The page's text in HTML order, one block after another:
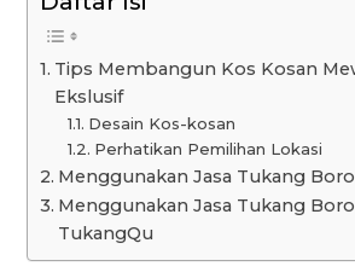
Tips Membangun Kos Kosan
Ekslusif
Desain Kos-kosan
Perhatikan Pemilihan Lokasi
Menggunakan Jasa Tukang
Menggunakan Jasa Tukang
TukangQu